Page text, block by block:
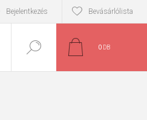
Bejelentkezés Bevásárlólista
0 DB